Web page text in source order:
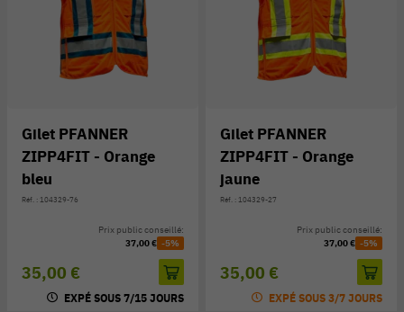
Gilet PFANNER
ZIPP4FIT - Orange
bleu
Réf. : 104329-76
35,00 €
Prix public conseillé:
37,00 € -5%
EXPÉ SOUS 7/15 JOURS
Gilet PFANNER
ZIPP4FIT - Orange
jaune
Réf. : 104329-27
35,00 €
Prix public conseillé:
37,00 € -5%
EXPÉ SOUS 3/7 JOURS